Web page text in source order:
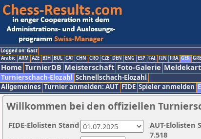
Logged on: Gast
Arabic ARM AZE BIH BUL CAT CHN CRO CZE DEN ENG ESP FAI FIN FRA GER GRE
Home TurnierDB Meisterschaft Foto-Galerie
Turnierschach-Elozahl Schnellschach-Elozahl
Allgemeines Turnier anmelden: AUT FIDE Spieler anmelden
Willkommen bei den offiziellen
AUT-Elolisten
7.518
FIDE-Elolisten Stand